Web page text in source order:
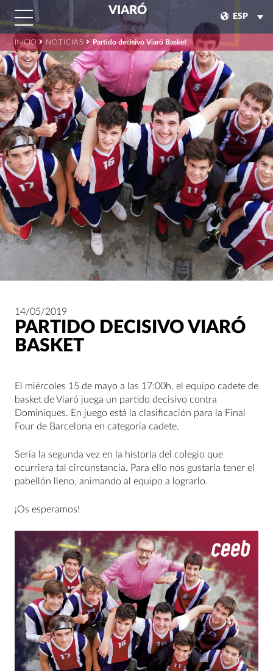
VIARÓ
ESP
INICIO NOTICIAS Partido decisivo Viaró Basket
14/05/2019
PARTIDO DECISIVO VIARÓ
BASKET
El miércoles 15 de mayo a las 17:00h, el equipo cadete de
basket de Viaró juega un partido decisivo contra
Dominiques. En juego está la clasificación para la Final
Four de Barcelona en categoría cadete.
Sería la segunda vez en la historia del colegio que
ocurriera tal circunstancia. Para ello nos gustaría tener el
pabellón lleno, animando al equipo a lograrlo.
¡Os esperamos!